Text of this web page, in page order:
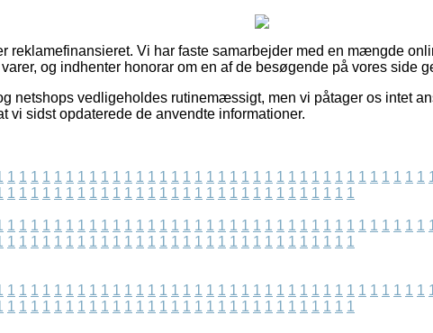
reklamefinansieret. Vi har faste samarbejder med en mængde
og indhenter honorar om en af de besøgende på vores side
netshops vedligeholdes rutinemæssigt, men vi påtager os intet
vi sidst opdaterede de anvendte informationer.
1 1 1 1 1 1 1 1 1 1 1 1 1 1 1 1 1 1 1 1 1 1 1 1 1 1 1 1 1 1 1 1 1 1 1 1
1 1 1 1 1 1 1 1 1 1 1 1 1 1 1 1 1 1 1 1 1 1 1 1 1 1 1 1 1 1
1 1 1 1 1 1 1 1 1 1 1 1 1 1 1 1 1 1 1 1 1 1 1 1 1 1 1 1 1 1 1 1 1 1 1 1
1 1 1 1 1 1 1 1 1 1 1 1 1 1 1 1 1 1 1 1 1 1 1 1 1 1 1 1 1 1
1 1 1 1 1 1 1 1 1 1 1 1 1 1 1 1 1 1 1 1 1 1 1 1 1 1 1 1 1 1 1 1 1 1 1 1
1 1 1 1 1 1 1 1 1 1 1 1 1 1 1 1 1 1 1 1 1 1 1 1 1 1 1 1 1 1